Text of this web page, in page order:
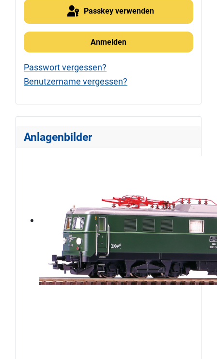
Passkey verwenden
Anmelden
Passwort vergessen?
Benutzername vergessen?
Anlagenbilder